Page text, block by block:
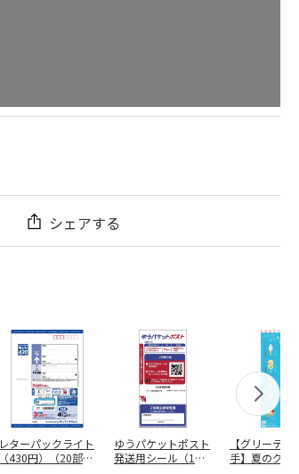
シェアする
レターパックライト
（430円）（20部セ
ゆうパケットポスト
発送用シール（1個
【グリーティ
手】夏のグリ